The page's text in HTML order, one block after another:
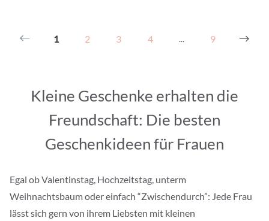
1 2 3 4 ... 9
Kleine Geschenke erhalten die
Freundschaft: Die besten
Geschenkideen für Frauen
Egal ob Valentinstag, Hochzeitstag, unterm
Weihnachtsbaum oder einfach “Zwischendurch”: Jede Frau
lässt sich gern von ihrem Liebsten mit kleinen